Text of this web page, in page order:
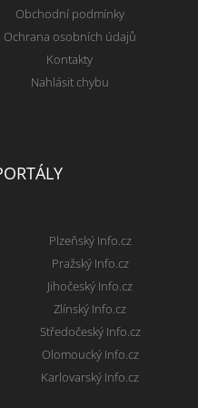
Obchodní podmínky
Ochrana osobních údajů
Kontakty
Nahlásit chybu
Plzeňský Info.cz
Pražský Info.cz
Jihočeský Info.cz
Zlínský Info.cz
Středočeský Info.cz
Olomoucký Info.cz
Karlovarský Info.cz